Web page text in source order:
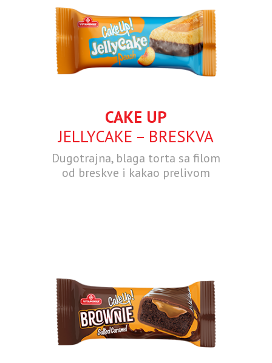
CAKE UP
JELLYCAKE – BRESKVA
Dugotrajna, blaga torta sa filom
od breskve i kakao prelivom